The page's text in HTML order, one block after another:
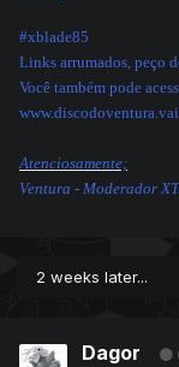
#xblade85
Links arrumados, peço
Você também pode
Atenciosamente;
Ventura - Moderador
2 weeks later...
Dagor